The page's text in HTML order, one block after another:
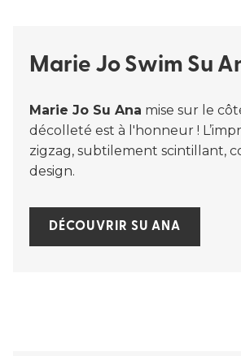
Marie Jo Swim Su
Marie Jo Su Ana mise sur le
décolleté est à l'honneur !
zigzag, subtilement scintillant,
design.
DÉCOUVRIR SU ANA